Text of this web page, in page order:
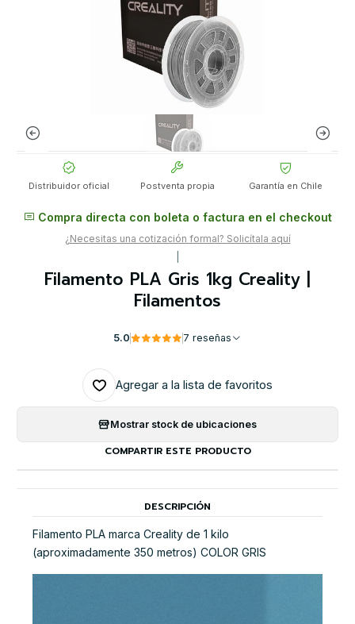
Distribuidor oficial Postventa propia Garantía en Chile
Compra directa con boleta o factura en el checkout
¿Necesitas una cotización formal? Solicítala aquí
Filamento PLA Gris 1kg Creality |
Filamentos
5.0 7 reseñas
Agregar a la lista de favoritos
Mostrar stock de ubicaciones
COMPARTIR ESTE PRODUCTO
DESCRIPCIÓN
Filamento PLA marca Creality de 1 kilo
(aproximadamente 350 metros) COLOR GRIS